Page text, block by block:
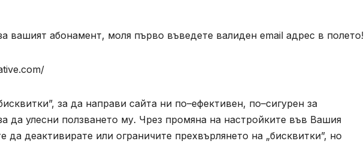
вашият абонамент, моля първо въведете валиден email адрес в полето!
за да направи сайта ни по–ефективен, по–сигурен за
да улесни ползването му. Чрез промяна на настройките във Вашия
да деактивирате или ограничите прехвърлянето на „бисквитки”, но